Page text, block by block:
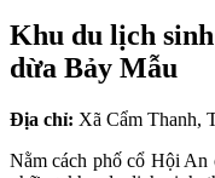
Khu du lịch
dừa Bảy Mẫu
Địa chỉ: Xã Cẩm Thanh,
Nằm cách phố cổ Hội